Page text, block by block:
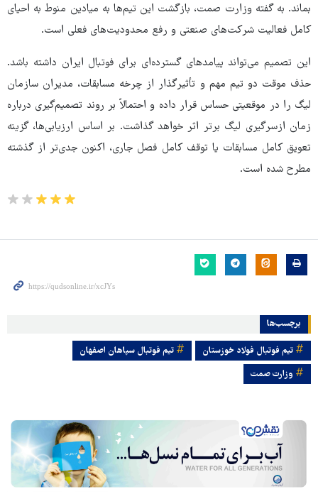
بماند. به گفته وزارت صمت، بازگشت این تیم‌ها به میادین منوط به احیای
کامل فعالیت شرکت‌های صنعتی و رفع محدودیت‌های فعلی است.
این تصمیم می‌تواند پیامدهای گسترده‌ای برای فوتبال ایران داشته باشد.
حذف موقت دو تیم مهم و تأثیرگذار از چرخه مسابقات، مدیران سازمان
لیگ را در موقعیتی حساس قرار داده و احتمالاً بر روند تصمیم‌گیری درباره
زمان ازسرگیری لیگ برتر اثر خواهد گذاشت. بر اساس ارزیابی‌ها، گزینه
تعویق کامل مسابقات یا توقف کامل فصل جاری، اکنون جدی‌تر از گذشته
مطرح شده است.
برچسب‌ها
تیم فوتبال فولاد خوزستان
تیم فوتبال سپاهان اصفهان
وزارت صمت